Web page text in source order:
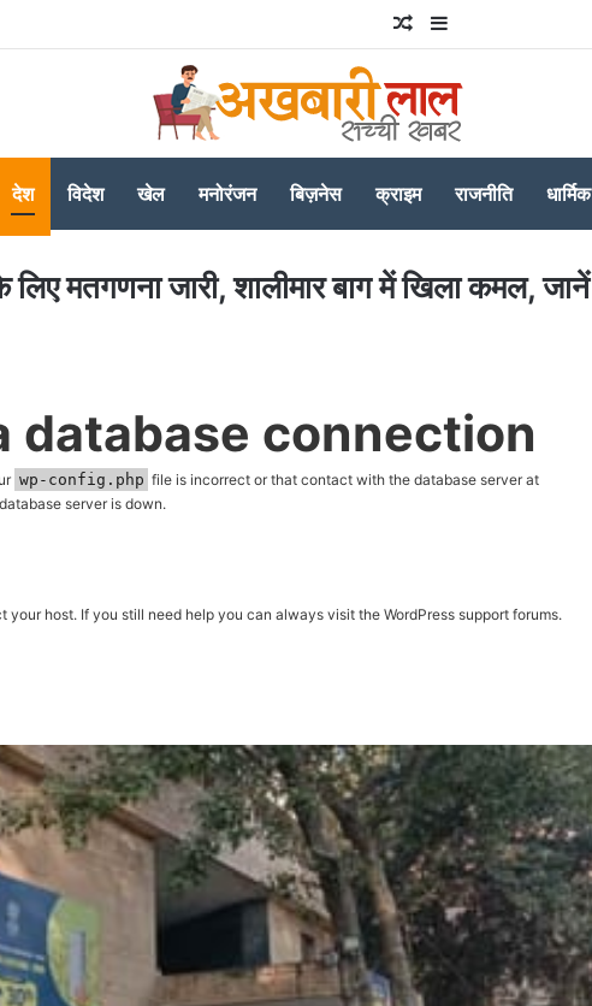
Random Article
Sidebar
देश विदेश खेल मनोरंजन बिज़नेस क्राइम राजनीति धार्मिक
मतगणना जारी, शालीमार बाग में खिला कमल, जानें
database connection
wp-config.php file is incorrect or that contact with the database server at
server is down.
your host. If you still need help you can always visit theWordPress support forums.